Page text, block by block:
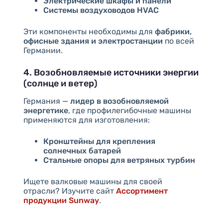
Системы воздуховодов HVAC
Эти компоненты необходимы для фабрики,
офисные здания и электростанции по всей
Германии.
4. Возобновляемые источники энергии
(солнце и ветер)
Германия — лидер в возобновляемой
энергетике, где профилегибочные машины
применяются для изготовления:
Кронштейны для крепления
солнечных батарей
Стальные опоры для ветряных турбин
Ищете валковые машины для своей
отрасли? Изучите сайт Ассортимент
продукции Sunway.